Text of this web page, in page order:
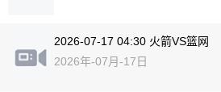
2026-07-17 04:30 火箭VS篮网
2026年-07月-17日